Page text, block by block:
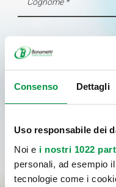
Consenso Dettagli
Uso responsabile dei
Noi e i nostri 1022
personali, ad esempio
tecnologie come i